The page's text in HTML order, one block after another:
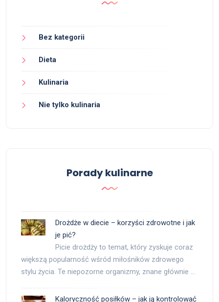
Bez kategorii
Dieta
Kulinaria
Nie tylko kulinaria
Porady kulinarne
Drożdże w diecie – korzyści zdrowotne i jak
je pić?
Picie drożdży to temat, który zyskuje coraz
większą popularność wśród miłośników zdrowego
stylu życia. Te niepozorne organizmy, znane głównie …
Kaloryczność posiłków – jak ją kontrolować